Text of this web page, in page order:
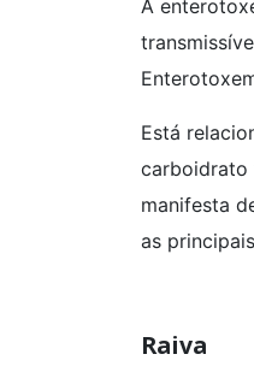
A
Está
carboidrato
manifesta
as
Raiva